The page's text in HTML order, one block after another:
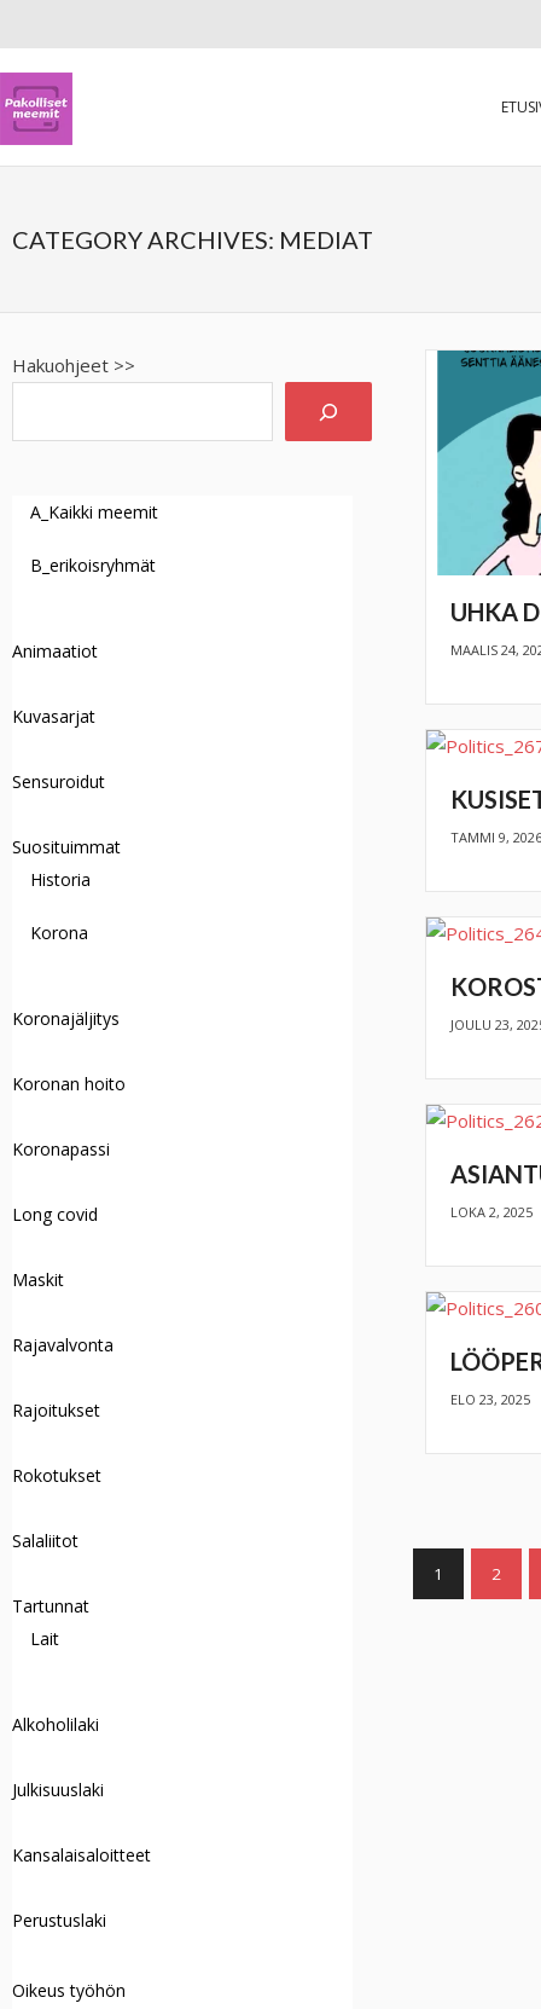
CATEGORY ARCHIVES: MEDIAT
UHKA
MAALIS 24,
TAMMI 9,
JOULU 23,
LOKA 2, 2025
ELO 23, 2025
1 2
Hakuohjeet >>
A_Kaikki meemit
B_erikoisryhmät
Animaatiot
Kuvasarjat
Sensuroidut
Suosituimmat
Historia
Korona
Koronajäljitys
Koronan hoito
Koronapassi
Long covid
Maskit
Rajavalvonta
Rajoitukset
Rokotukset
Salaliitot
Tartunnat
Lait
Alkoholilaki
Julkisuuslaki
Kansalaisaloitteet
Perustuslaki
Oikeus työhön